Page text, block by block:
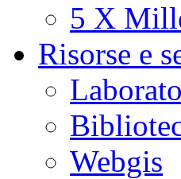
5 X
Risorse e
Webgis